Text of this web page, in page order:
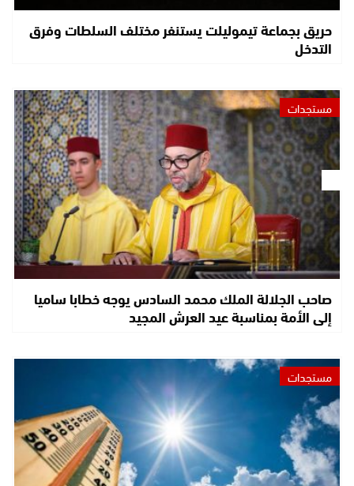
حريق بجماعة تيموليلت يستنفر مختلف السلطات وفرق
التدخل
مستجدات
صاحب الجلالة الملك محمد السادس يوجه خطابا ساميا
إلى الأمة بمناسبة عيد العرش المجيد
مستجدات